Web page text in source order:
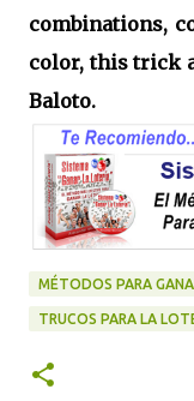
combinations,
color, this trick
Baloto.
MÉTODOS PARA
TRUCOS PARA LA